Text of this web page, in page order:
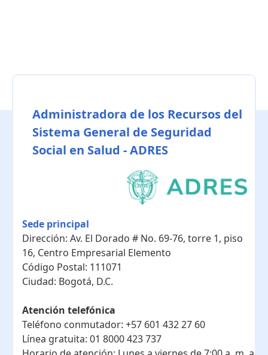
Administradora de los Recursos del
Sistema General de Seguridad
Social en Salud - ADRES
Sede principal
Dirección: Av. El Dorado # No. 69-76, torre 1, piso
16, Centro Empresarial Elemento
Código Postal: 111071
Ciudad: Bogotá, D.C.
Atención telefónica
Teléfono conmutador: +57 601 432 27 60
Línea gratuita: 01 8000 423 737